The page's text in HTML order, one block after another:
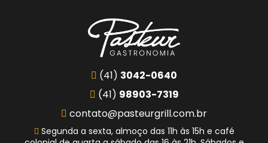
(41) 3042-0640
(41) 98903-7319
contato@pasteurgrill.com.br
Segunda a sexta, almoço das 11h às 15h e café